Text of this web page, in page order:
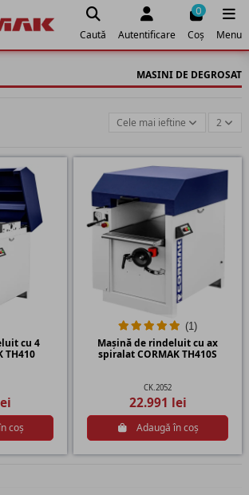
Caută Autentificare
0
Coș Menu
MASINI DE DEGROSAT
Cele mai ieftine 2
cu 4
TH410
coș
Mașină de rindeluit cu ax
spiralat CORMAK TH410S
CK.2052
(1)
22.991 lei
Adaugă în coș